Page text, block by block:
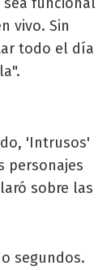
vivo. Sin
todo el día
'Intrusos'
personajes
sobre las
segundos.